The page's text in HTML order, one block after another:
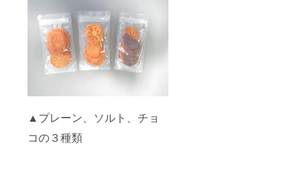
▲プレーン、ソルト、チョ
コの３種類